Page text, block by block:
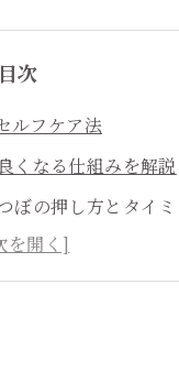
目次
ルフケア法
くなる仕組みを解説
ぼの押し方とタイ
リラックス体質をめ
つぼのポイントを